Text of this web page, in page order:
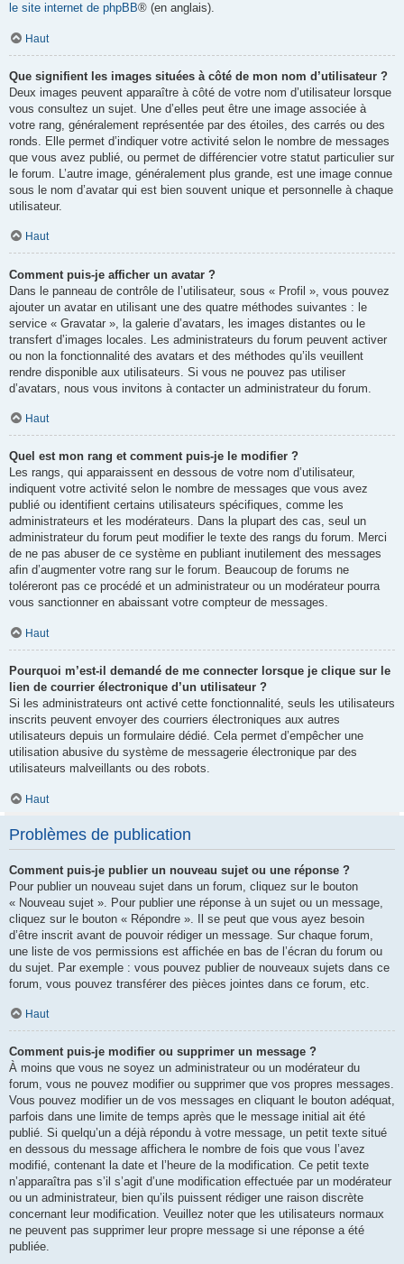
le site internet de phpBB® (en anglais).
Haut
Que signifient les images situées à côté de mon nom d’utilisateur ?
Deux images peuvent apparaître à côté de votre nom d’utilisateur lorsque
vous consultez un sujet. Une d’elles peut être une image associée à
votre rang, généralement représentée par des étoiles, des carrés ou des
ronds. Elle permet d’indiquer votre activité selon le nombre de messages
que vous avez publié, ou permet de différencier votre statut particulier sur
le forum. L’autre image, généralement plus grande, est une image connue
sous le nom d’avatar qui est bien souvent unique et personnelle à chaque
utilisateur.
Haut
Comment puis-je afficher un avatar ?
Dans le panneau de contrôle de l’utilisateur, sous « Profil », vous pouvez
ajouter un avatar en utilisant une des quatre méthodes suivantes : le
service « Gravatar », la galerie d’avatars, les images distantes ou le
transfert d’images locales. Les administrateurs du forum peuvent activer
ou non la fonctionnalité des avatars et des méthodes qu’ils veuillent
rendre disponible aux utilisateurs. Si vous ne pouvez pas utiliser
d’avatars, nous vous invitons à contacter un administrateur du forum.
Haut
Quel est mon rang et comment puis-je le modifier ?
Les rangs, qui apparaissent en dessous de votre nom d’utilisateur,
indiquent votre activité selon le nombre de messages que vous avez
publié ou identifient certains utilisateurs spécifiques, comme les
administrateurs et les modérateurs. Dans la plupart des cas, seul un
administrateur du forum peut modifier le texte des rangs du forum. Merci
de ne pas abuser de ce système en publiant inutilement des messages
afin d’augmenter votre rang sur le forum. Beaucoup de forums ne
toléreront pas ce procédé et un administrateur ou un modérateur pourra
vous sanctionner en abaissant votre compteur de messages.
Haut
Pourquoi m’est-il demandé de me connecter lorsque je clique sur le
lien de courrier électronique d’un utilisateur ?
Si les administrateurs ont activé cette fonctionnalité, seuls les utilisateurs
inscrits peuvent envoyer des courriers électroniques aux autres
utilisateurs depuis un formulaire dédié. Cela permet d’empêcher une
utilisation abusive du système de messagerie électronique par des
utilisateurs malveillants ou des robots.
Haut
Problèmes de publication
Comment puis-je publier un nouveau sujet ou une réponse ?
Pour publier un nouveau sujet dans un forum, cliquez sur le bouton
« Nouveau sujet ». Pour publier une réponse à un sujet ou un message,
cliquez sur le bouton « Répondre ». Il se peut que vous ayez besoin
d’être inscrit avant de pouvoir rédiger un message. Sur chaque forum,
une liste de vos permissions est affichée en bas de l’écran du forum ou
du sujet. Par exemple : vous pouvez publier de nouveaux sujets dans ce
forum, vous pouvez transférer des pièces jointes dans ce forum, etc.
Haut
Comment puis-je modifier ou supprimer un message ?
À moins que vous ne soyez un administrateur ou un modérateur du
forum, vous ne pouvez modifier ou supprimer que vos propres messages.
Vous pouvez modifier un de vos messages en cliquant le bouton adéquat,
parfois dans une limite de temps après que le message initial ait été
publié. Si quelqu’un a déjà répondu à votre message, un petit texte situé
en dessous du message affichera le nombre de fois que vous l’avez
modifié, contenant la date et l’heure de la modification. Ce petit texte
n’apparaîtra pas s’il s’agit d’une modification effectuée par un modérateur
ou un administrateur, bien qu’ils puissent rédiger une raison discrète
concernant leur modification. Veuillez noter que les utilisateurs normaux
ne peuvent pas supprimer leur propre message si une réponse a été
publiée.